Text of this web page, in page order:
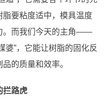
要粘度适中，模具温度
。而我们今天的主角——
婆”，它能让树脂的固化反
的质量和效率。
拦路虎